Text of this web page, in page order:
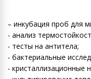
– инкубация проб для
- анализ
- тесты на антитела;
- бактериальные
- кристаллизационные